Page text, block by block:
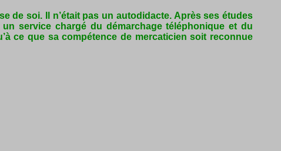
de soi. Il n’était pas un autodidacte. Après ses études
service chargé du démarchage téléphonique et du
ce que sa compétence de mercaticien soit reconnue